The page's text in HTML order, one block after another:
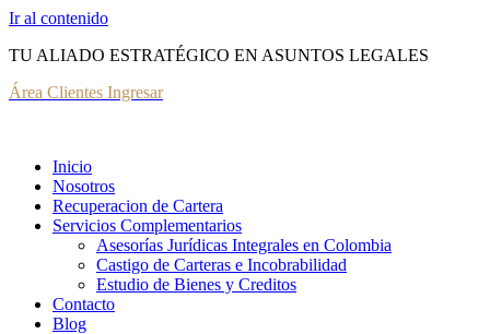
Ir al contenido
TU ALIADO ESTRATÉGICO EN ASUNTOS LEGALES
Área Clientes Ingresar
Inicio
Nosotros
Recuperacion de Cartera
Servicios Complementarios
Asesorías Jurídicas Integrales en Colombia
Castigo de Carteras e Incobrabilidad
Estudio de Bienes y Creditos
Contacto
Blog